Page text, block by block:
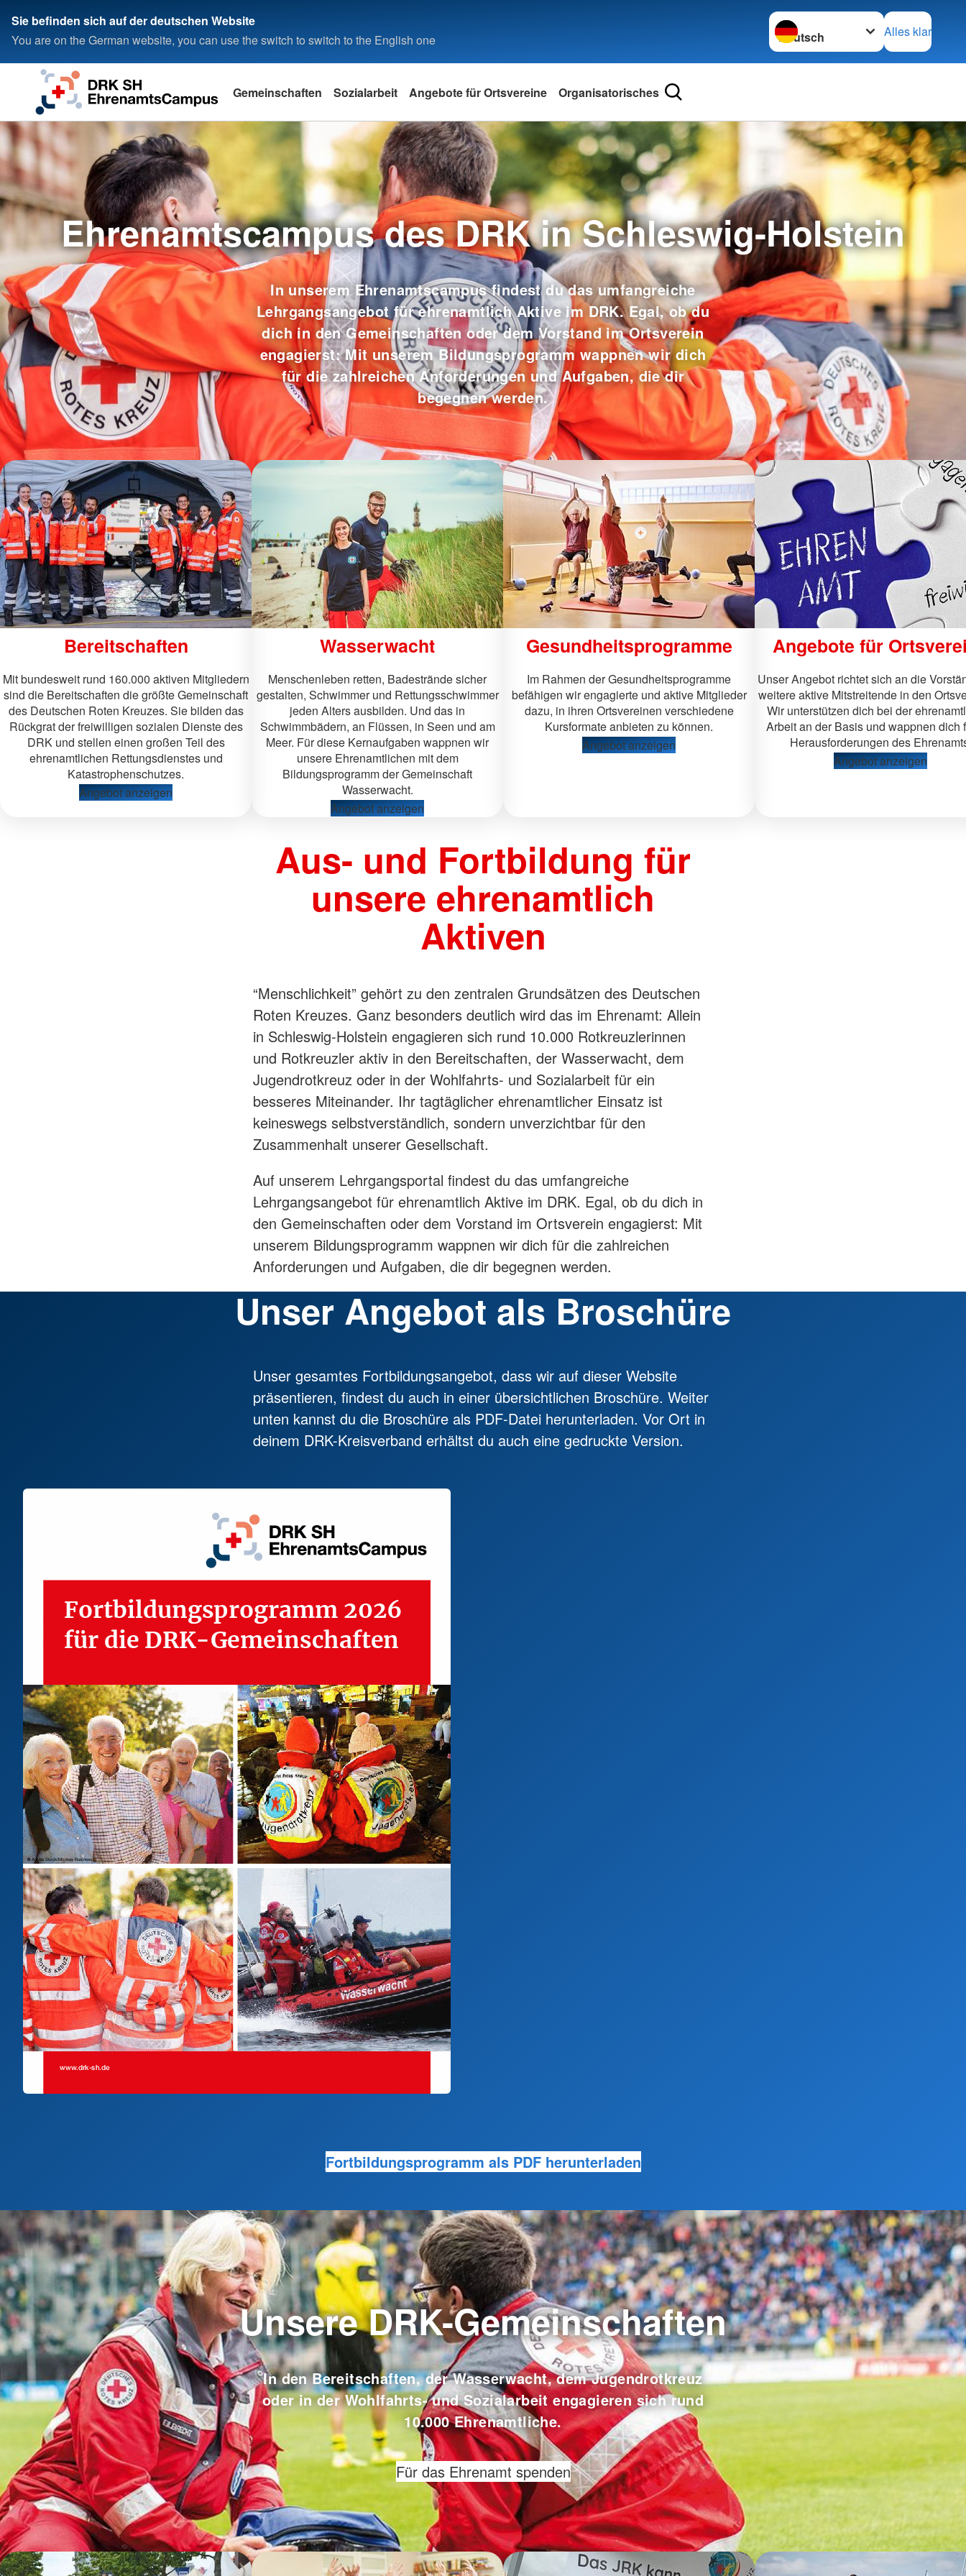
Sie befinden sich auf der deutschen Website
You are on the German website, you can use the switch to switch to the English one
Sprache wechseln zu
Alles klar
Gemeinschaften Sozialarbeit Angebote für Ortsvereine Organisatorisches
Ehrenamtscampus des DRK in Schleswig-Holstein
In unserem Ehrenamtscampus findest du das umfangreiche
Lehrgangsangebot für ehrenamtlich Aktive im DRK. Egal, ob du
dich in den Gemeinschaften oder dem Vorstand im Ortsverein
engagierst: Mit unserem Bildungsprogramm wappnen wir dich
für die zahlreichen Anforderungen und Aufgaben, die dir
begegnen werden.
Bereitschaften
Mit bundesweit rund 160.000 aktiven Mitgliedern
sind die Bereitschaften die größte Gemeinschaft
des Deutschen Roten Kreuzes. Sie bilden das
Rückgrat der freiwilligen sozialen Dienste des
DRK und stellen einen großen Teil des
ehrenamtlichen Rettungsdienstes und
Katastrophenschutzes.
Angebot anzeigen
Wasserwacht
Menschenleben retten, Badestrände sicher
gestalten, Schwimmer und Rettungsschwimmer
jeden Alters ausbilden. Und das in
Schwimmbädern, an Flüssen, in Seen und am
Meer. Für diese Kernaufgaben wappnen wir
unsere Ehrenamtlichen mit dem
Bildungsprogramm der Gemeinschaft
Wasserwacht.
Angebot anzeigen
Gesundheitsprogramme
Im Rahmen der Gesundheitsprogramme
befähigen wir engagierte und aktive Mitglieder
dazu, in ihren Ortsvereinen verschiedene
Kursformate anbieten zu können.
Angebot anzeigen
Angebote für
Unser Angebot richtet sich an die
weitere aktive Mitstreitende in den
Wir unterstützen dich bei der
Arbeit an der Basis und wappnen dich
Herausforderungen des
Angebot anzeigen
Aus- und Fortbildung für
unsere ehrenamtlich
Aktiven
“Menschlichkeit” gehört zu den zentralen Grundsätzen des Deutschen
Roten Kreuzes. Ganz besonders deutlich wird das im Ehrenamt: Allein
in Schleswig-Holstein engagieren sich rund 10.000 Rotkreuzlerinnen
und Rotkreuzler aktiv in den Bereitschaften, der Wasserwacht, dem
Jugendrotkreuz oder in der Wohlfahrts- und Sozialarbeit für ein
besseres Miteinander. Ihr tagtäglicher ehrenamtlicher Einsatz ist
keineswegs selbstverständlich, sondern unverzichtbar für den
Zusammenhalt unserer Gesellschaft.
Auf unserem Lehrgangsportal findest du das umfangreiche
Lehrgangsangebot für ehrenamtlich Aktive im DRK. Egal, ob du dich in
den Gemeinschaften oder dem Vorstand im Ortsverein engagierst: Mit
unserem Bildungsprogramm wappnen wir dich für die zahlreichen
Anforderungen und Aufgaben, die dir begegnen werden.
Unser Angebot als Broschüre
Unser gesamtes Fortbildungsangebot, dass wir auf dieser Website
präsentieren, findest du auch in einer übersichtlichen Broschüre. Weiter
unten kannst du die Broschüre als PDF-Datei herunterladen. Vor Ort in
deinem DRK-Kreisverband erhältst du auch eine gedruckte Version.
Fortbildungsprogramm als PDF herunterladen
Unsere DRK-Gemeinschaften
In den Bereitschaften, der Wasserwacht, dem Jugendrotkreuz
oder in der Wohlfahrts- und Sozialarbeit engagieren sich rund
10.000 Ehrenamtliche.
Für das Ehrenamt spenden